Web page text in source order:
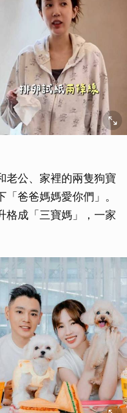
老公、家裡的兩隻狗寶
爸爸媽媽愛你們」。
格成「三寶媽」，一家